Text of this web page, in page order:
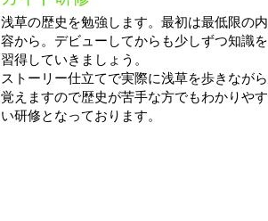
浅草の歴史を勉強します。最初は最低限の内
容から。デビューしてからも少しずつ知識を
習得していきましょう。
​ストーリー仕立てで実際に浅草を歩きながら
覚えますので歴史が苦手な方でもわかりやす
い研修となっております。​